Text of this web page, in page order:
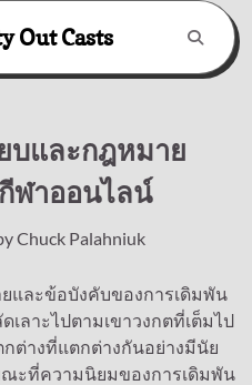
Out Casts
บและกฎหมาย
ฬาออนไลน์
Chuck Palahniuk
และข้อบังคับของการเดิมพัน
ลาะไปตามเขาวงกตที่เต็มไป
ต่างที่แตกต่างกันอย่างมีนัย
ะที่ความนิยมของการเดิมพัน